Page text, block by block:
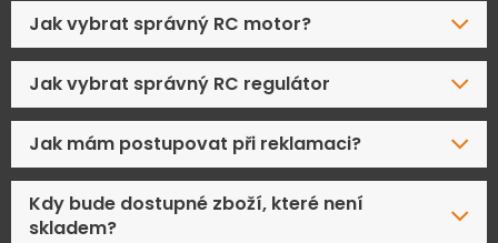
Jak vybrat správný RC motor?
Jak vybrat správný RC regulátor
Jak mám postupovat při reklamaci?
Kdy bude dostupné zboží, které není
skladem?